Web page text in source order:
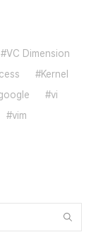
VC Dimension
Kernel
vi
vim